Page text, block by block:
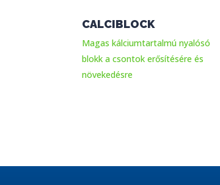
CALCIBLOCK
Magas kálciumtartalmú nyalósó
blokk a csontok erősítésére és
növekedésre